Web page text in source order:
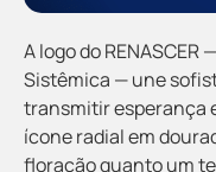
A logo do
Sistêmica — une
transmitir esperança
ícone radial em
floração quanto um